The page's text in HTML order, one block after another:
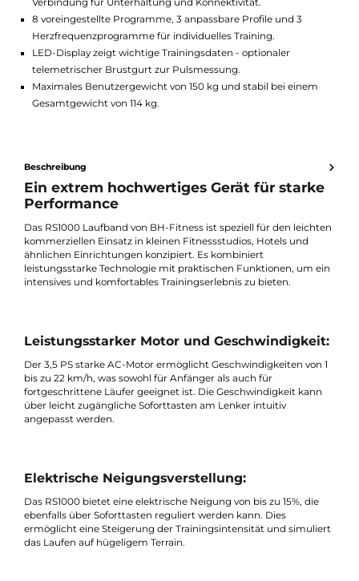
komfortables Laufgefühl - gelenkschonend.
Kompaktes und platzsparendes Design trotz robuster
einfach zusammenklappbar.
Integrierte Lautsprecher, MP3-Anschluss und Bluetooth-
Verbindung für Unterhaltung und Konnektivität.
8 voreingestellte Programme, 3 anpassbare Profile und 3
Maximales Benutzergewicht von 150 kg und stabil bei einem
Gesamtgewicht von 114 kg.
Beschreibung
Ein extrem hochwertiges Gerät für
kommerziellen Einsatz in kleinen Fitnessstudios, Hotels und
ähnlichen Einrichtungen konzipiert. Es kombiniert
leistungsstarke Technologie mit praktischen Funktionen, um
intensives und komfortables Trainingserlebnis zu bieten.
Der 3,5 PS starke AC-Motor ermöglicht Geschwindigkeiten von
bis zu 22 km/h, was sowohl für Anfänger als auch für
fortgeschrittene Läufer geeignet ist. Die Geschwindigkeit kann
über leicht zugängliche Soforttasten am Lenker intuitiv
angepasst werden.